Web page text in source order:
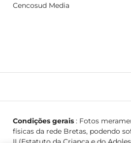
Cencosud Media
Condições gerais: Fotos
físicas da rede Bretas, podendo